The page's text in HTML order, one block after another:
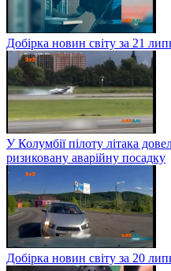
Добірка новин світу за 21
У Колумбії пілоту літака
ризиковану аварійну посадку
Добірка новин світу за 20